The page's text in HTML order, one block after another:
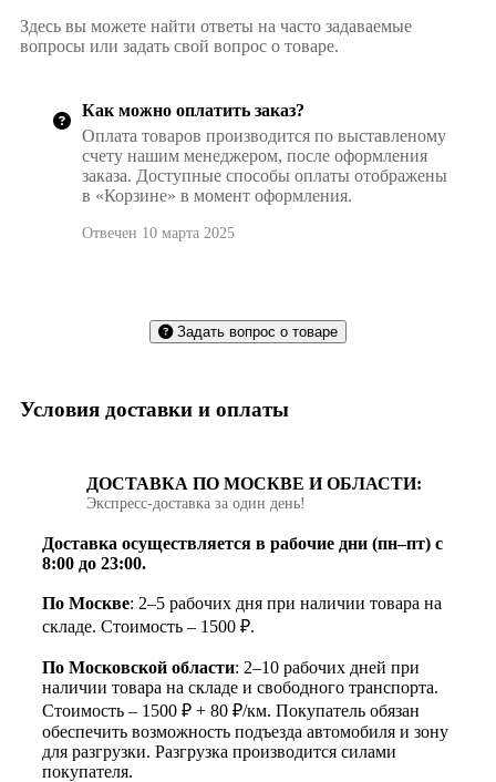
Здесь вы можете найти ответы на часто задаваемые
вопросы или задать свой вопрос о товаре.
Как можно оплатить заказ?
Оплата товаров производится по выставленому
счету нашим менеджером, после оформления
заказа. Доступные способы оплаты отображены
в «Корзине» в момент оформления.
Отвечен 10 марта 2025
Задать вопрос о товаре
Условия доставки и оплаты
ДОСТАВКА ПО МОСКВЕ И ОБЛАСТИ:
Экспресс‑доставка за один день!
Доставка осуществляется в рабочие дни (пн–пт) с
8:00 до 23:00.
По Москве: 2–5 рабочих дня при наличии товара на
складе. Стоимость – 1500 ₽.
По Московской области: 2–10 рабочих дней при
наличии товара на складе и свободного транспорта.
Стоимость – 1500 ₽ + 80 ₽/км. Покупатель обязан
обеспечить возможность подъезда автомобиля и зону
для разгрузки. Разгрузка производится силами
покупателя.